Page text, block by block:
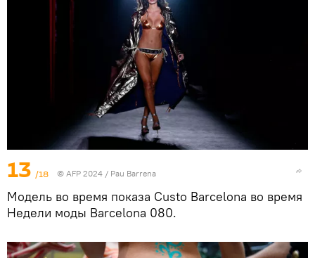
13 /18 © AFP 2024 / Pau Barrena
Модель во время показа Custo Barcelona во время
Недели моды Barcelona 080.